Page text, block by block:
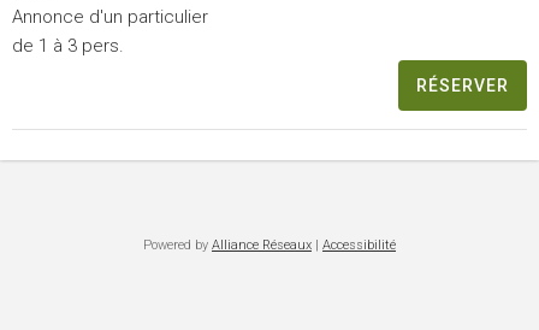
Annonce d'un particulier
de 1 à 3 pers.
RÉSERVER
Powered by Alliance Réseaux | Accessibilité